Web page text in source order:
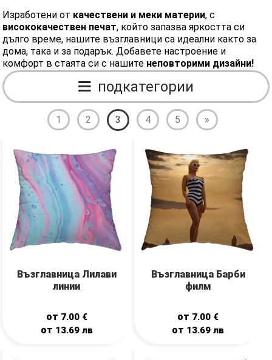
Изработени от качествени и меки материи, с
висококачествен печат, който запазва яркостта си
дълго време, нашите възглавници са идеални както за
дома, така и за подарък. Добавете настроение и
комфорт в стаята си с нашите неповторими дизайни!
подкатегории
1 2 3 4 5 »
Възглавница Лилави
линии
от 7.00 €
от 13.69 лв
Възглавница Барби
филм
от 7.00 €
от 13.69лв